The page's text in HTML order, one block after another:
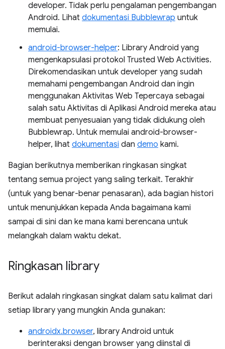
developer. Tidak perlu pengalaman pengembangan
Android. Lihat dokumentasi Bubblewrap untuk
memulai.
android-browser-helper: Library Android yang
mengenkapsulasi protokol Trusted Web Activities.
Direkomendasikan untuk developer yang sudah
memahami pengembangan Android dan ingin
menggunakan Aktivitas Web Tepercaya sebagai
salah satu Aktivitas di Aplikasi Android mereka atau
membuat penyesuaian yang tidak didukung oleh
Bubblewrap. Untuk memulai android-browser-
helper, lihat dokumentasi dan demo kami.
Bagian berikutnya memberikan ringkasan singkat
tentang semua project yang saling terkait. Terakhir
(untuk yang benar-benar penasaran), ada bagian histori
untuk menunjukkan kepada Anda bagaimana kami
sampai di sini dan ke mana kami berencana untuk
melangkah dalam waktu dekat.
Ringkasan library
Berikut adalah ringkasan singkat dalam satu kalimat dari
setiap library yang mungkin Anda gunakan:
androidx.browser, library Android untuk
berinteraksi dengan browser yang diinstal di